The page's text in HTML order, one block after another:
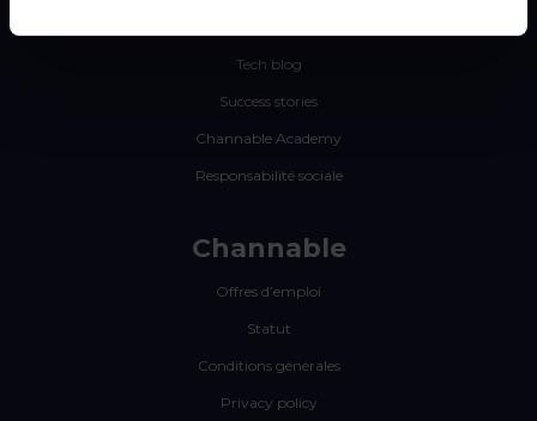
Tech blog
Success stories
Channable Academy
Responsabilité sociale
Channable
Offres d’emploi
Statut
Conditions générales
Privacy policy